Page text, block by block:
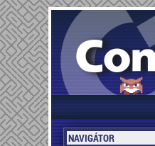
NAVIGÁTOR